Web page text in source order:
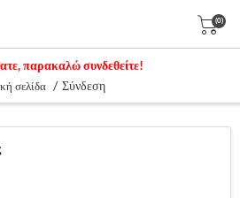
(0)
παρακαλώ συνδεθείτε!
σελίδα / Σύνδεση